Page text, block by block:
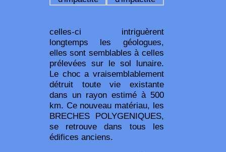
celles-ci intriguèrent
longtemps les géologues,
elles sont semblables à celles
prélevées sur le sol lunaire.
Le choc a vraisemblablement
détruit toute vie existante
dans un rayon estimé à 500
km. Ce nouveau matériau, les
BRECHES POLYGENIQUES,
se retrouve dans tous les
édifices anciens.